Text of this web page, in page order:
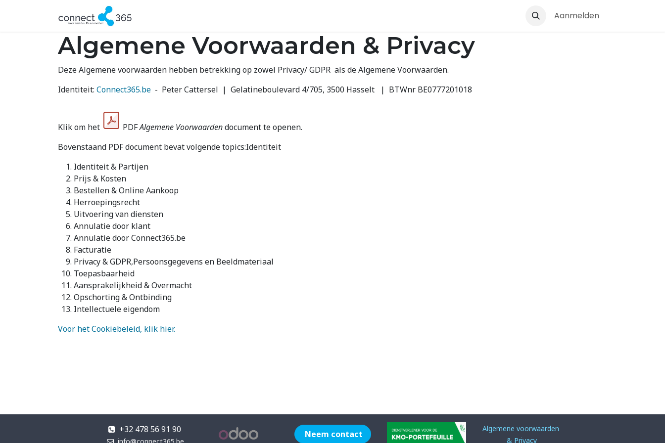
Over ons Contact
Aanmelden
Algemene Voorwaarden & Privacy
Deze Algemene voorwaarden hebben betrekking op zowel Privacy/ GDPR als de Algemene Voorwaarden.
Identiteit: Connect365.be - Peter Cattersel | Gelatineboulevard 4/705, 3500 Hasselt | BTWnr BE0777201018
Klik om het PDFAlgemene Voorwaardendocument te openen.
Bovenstaand PDF document bevat volgende topics:Identiteit
Identiteit & Partijen
Prijs & Kosten
Bestellen & Online Aankoop
Herroepingsrecht
Uitvoering van diensten
Annulatie door klant
Annulatie door Connect365.be
Facturatie
Privacy & GDPR,Persoonsgegevens en Beeldmateriaal
Toepasbaarheid
Aansprakelijkheid & Overmacht
Opschorting & Ontbinding
Intellectuele eigendom
Voor het Cookiebeleid, klik hier.
+32 478 56 91 90
info@connect365.be
Neem contact
Algemene voorwaarden
& Privacy